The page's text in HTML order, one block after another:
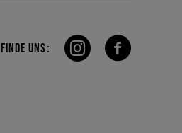
FINDE UNS: